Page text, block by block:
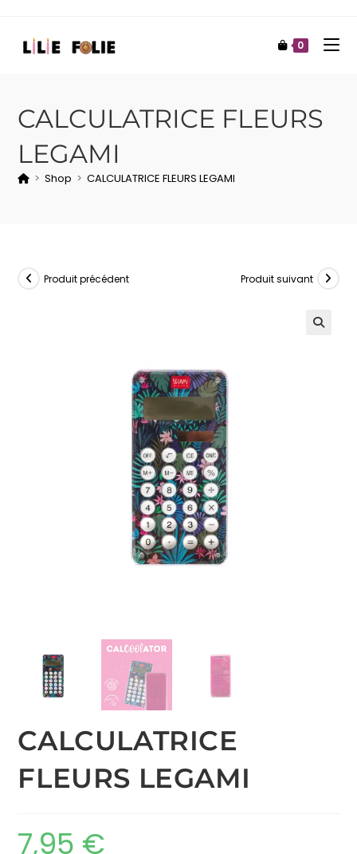
0
CALCULATRICE FLEURS
LEGAMI
> Shop > CALCULATRICE FLEURS LEGAMI
Produit précédent Produit suivant
CALCULATRICE
FLEURS LEGAMI
7,95 €